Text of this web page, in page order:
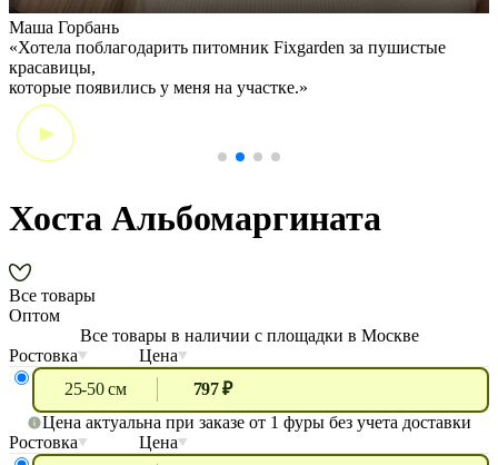
Маша Горбань
«Хотела поблагодарить питомник Fixgarden за пушистые
красавицы,
которые появились у меня на участке.»
Хоста Альбомаргината
Все товары
Оптом
Все товары в наличии с площадки в Москве
Ростовка
Цена
25-50 см
797 ₽
Цена актуальна при заказе от 1 фуры без учета доставки
Ростовка
Цена